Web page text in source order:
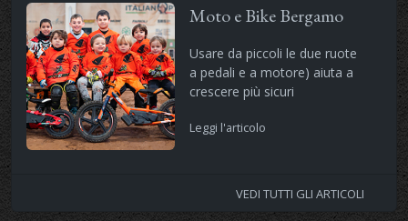
Moto e Bike Bergamo
Usare da piccoli le due ruote
a pedali e a motore) aiuta a
crescere più sicuri
Leggi l'articolo
VEDI TUTTI GLI ARTICOLI